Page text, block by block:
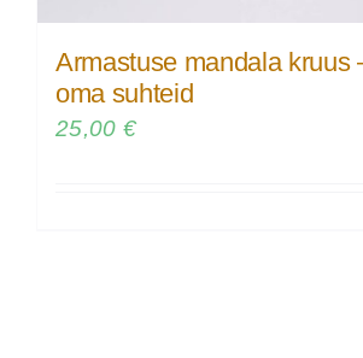
Armastuse mandala kruus
oma suhteid
25,00 €